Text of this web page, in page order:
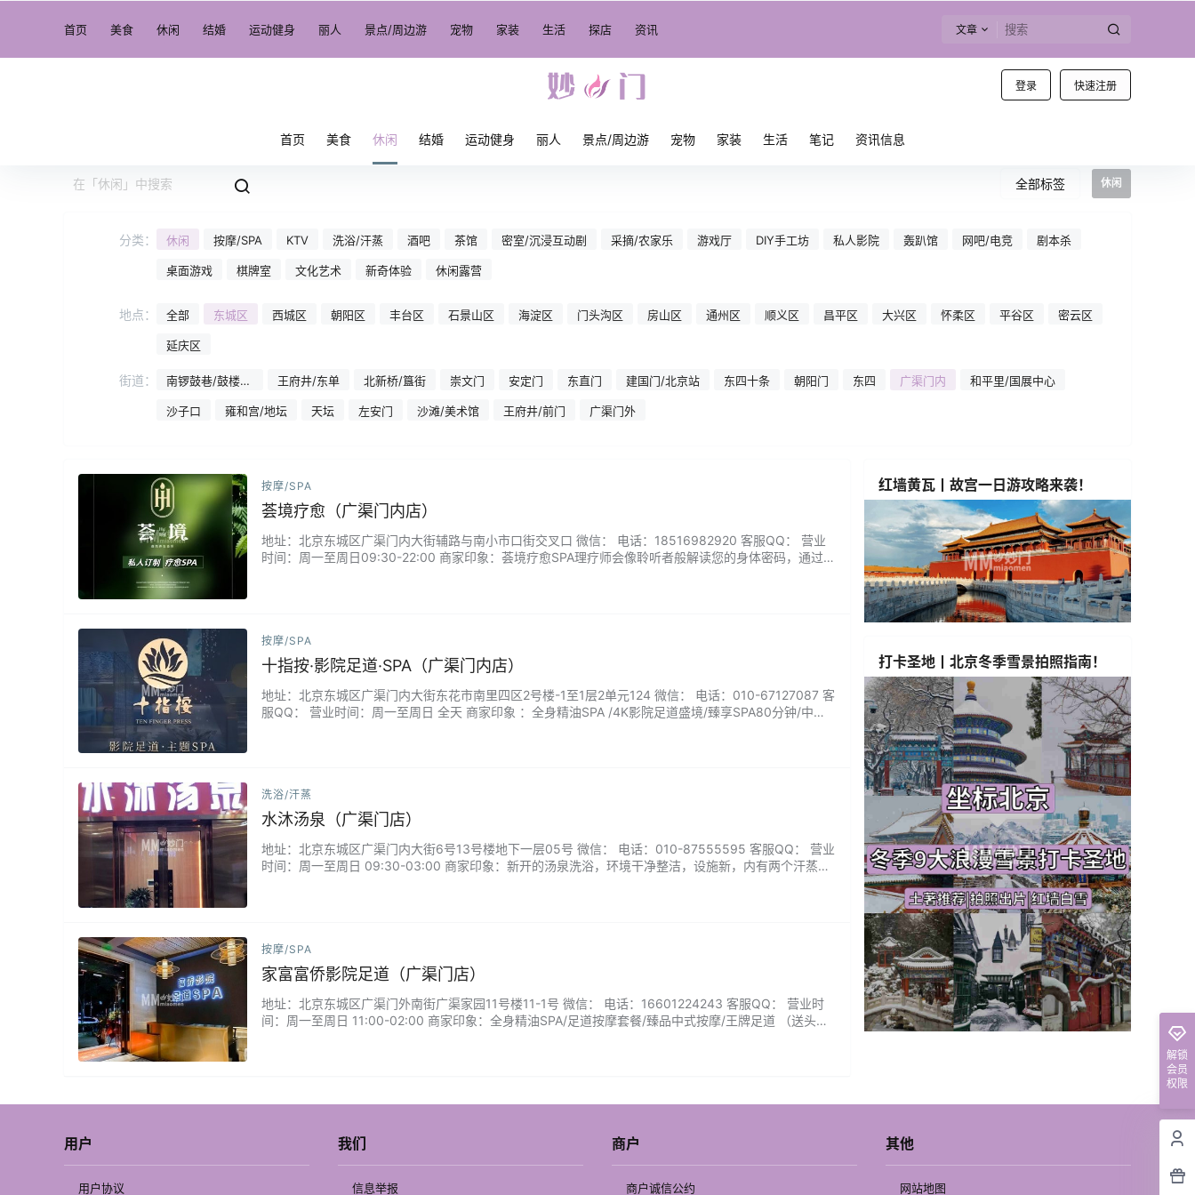
首页 美食 休闲 结婚 运动健身 丽人 景点/周边游 宠物 家装 生活 探店 资讯 文章
登录 快速注册
首页 美食 休闲 结婚 运动健身 丽人 景点/周边游 宠物 家装 生活 笔记 资讯信息
全部标签 休闲
分类： 休闲 按摩/SPA KTV 洗浴/汗蒸 酒吧 茶馆 密室/沉浸互动剧 采摘/农家乐 游戏厅 DIY手工坊 私人影院 轰趴馆 网吧/电竞 剧本杀
桌面游戏 棋牌室 文化艺术 新奇体验 休闲露营
地点： 全部 东城区 西城区 朝阳区 丰台区 石景山区 海淀区 门头沟区 房山区 通州区 顺义区 昌平区 大兴区 怀柔区 平谷区 密云区
延庆区
街道：
南锣鼓巷/鼓楼东
王府井/东单 北新桥/簋街 崇文门 安定门 东直门 建国门/北京站 东四十条 朝阳门 东四 广渠门内 和平里/国展中心
沙子口 雍和宫/地坛 天坛 左安门 沙滩/美术馆 王府井/前门 广渠门外
按摩/SPA
荟境疗愈（广渠门内店）
地址：北京东城区广渠门内大街辅路与南小市口街交叉口 微信： 电话：18516982920 客服QQ： 营业
时间：周一至周日09:30-22:00 商家印象：荟境疗愈SPA理疗师会像聆听者般解读您的身体密码，通过精
按摩/SPA
十指按·影院足道·SPA（广渠门内店）
地址：北京东城区广渠门内大街东花市南里四区2号楼-1至1层2单元124 微信： 电话：010-67127087 客
服QQ： 营业时间：周一至周日 全天 商家印象 ：全身精油SPA /4K影院足道盛境/臻享SPA80分钟/中式
洗浴/汗蒸
水沐汤泉（广渠门店）
地址：北京东城区广渠门内大街6号13号楼地下一层05号 微信： 电话：010-87555595 客服QQ： 营业
时间：周一至周日 09:30-03:00 商家印象：新开的汤泉洗浴，环境干净整洁，设施新，内有两个汗蒸
按摩/SPA
家富富侨影院足道（广渠门店）
地址：北京东城区广渠门外南街广渠家园11号楼11-1号 微信： 电话：16601224243 客服QQ： 营业时
间：周一至周日 11:00-02:00 商家印象：全身精油SPA/足道按摩套餐/臻品中式按摩/王牌足道 （送头
红墙黄瓦丨故宫一日游攻略来袭！
打卡圣地丨北京冬季雪景拍照指南！
解锁
会员
权限
用户
用户协议
我们
信息举报
商户
商户诚信公约
其他
网站地图